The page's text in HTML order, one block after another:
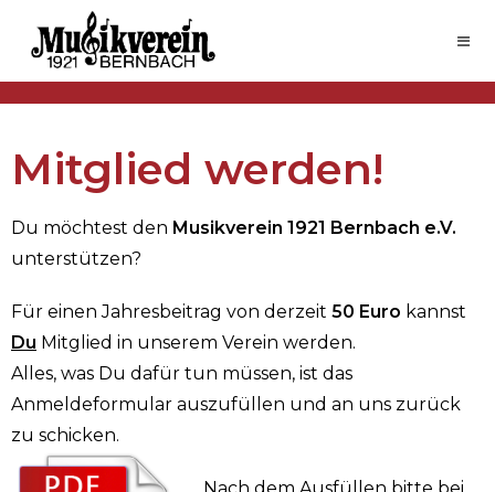
Mitglied werden!
Du möchtest den Musikverein 1921 Bernbach e.V.
unterstützen?
Für einen Jahresbeitrag von derzeit 50 Euro kannst
Du Mitglied in unserem Verein werden.
Alles, was Du dafür tun müssen, ist das
Anmeldeformular auszufüllen und an uns zurück
zu schicken.